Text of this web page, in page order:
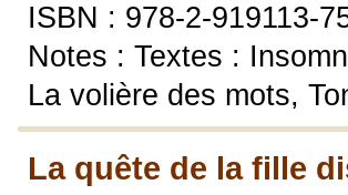
ISBN : 978-2-919113-
Notes : Textes :
La volière des mots,
La quête de la fille